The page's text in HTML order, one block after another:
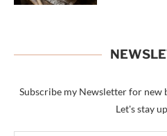
Subscribe my Newsletter for new
Let's stay